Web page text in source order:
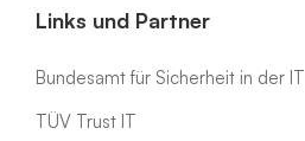
Links und Partner
Bundesamt für Sicherheit in der IT
TÜV Trust IT